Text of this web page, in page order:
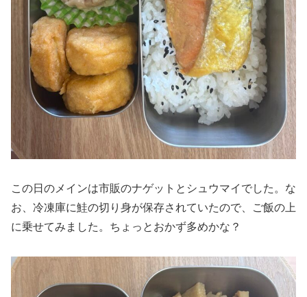
この日のメインは市販のナゲットとシュウマイでした。な
お、冷凍庫に鮭の切り身が保存されていたので、ご飯の上
に乗せてみました。ちょっとおかず多めかな？